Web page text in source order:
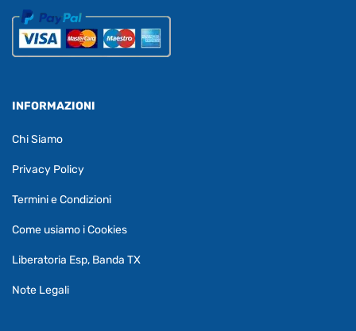
INFORMAZIONI
Chi Siamo
Privacy Policy
Termini e Condizioni
Come usiamo i Cookies
Liberatoria Esp, Banda TX
Note Legali